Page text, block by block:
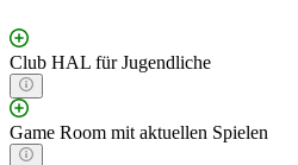
Club HAL für Jugendliche
Game Room mit aktuellen Spielen